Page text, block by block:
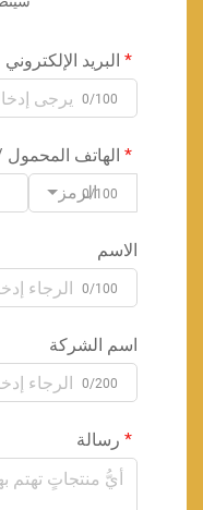
البريد الإلكتروني
0/100
الهاتف
الرمز0/100
الاسم
0/100
اسم الشركة
0/200
رسالة